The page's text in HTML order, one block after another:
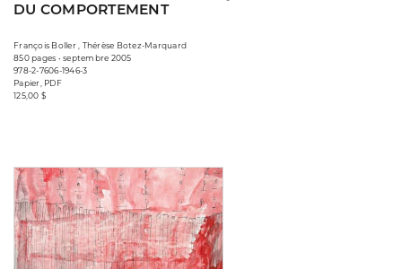
DU COMPORTEMENT
François Boller , Thérèse Botez-Marquard
850 pages • septembre 2005
978-2-7606-1946-3
Papier, PDF
125,00 $